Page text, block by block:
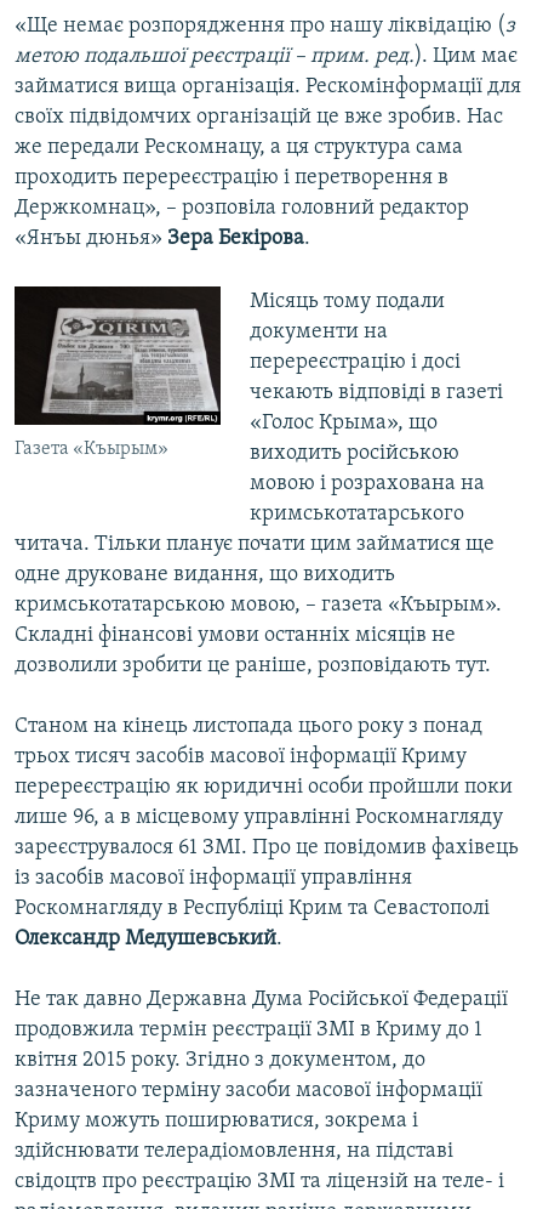
«Ще немає розпорядження про нашу ліквідацію (з
метою подальшої реєстрації – прим. ред.). Цим має
займатися вища організація. Рескомінформації для
своїх підвідомчих організацій це вже зробив. Нас
же передали Рескомнацу, а ця структура сама
проходить перереєстрацію і перетворення в
Держкомнац», – розповіла головний редактор
«Янъы дюнья» Зера Бекірова.
Газета «Къырым»
Місяць тому подали
документи на
перереєстрацію і досі
чекають відповіді в газеті
«Голос Крыма», що
виходить російською
мовою і розрахована на
кримськотатарського
читача. Тільки планує почати цим займатися ще
одне друковане видання, що виходить
кримськотатарською мовою, – газета «Къырым».
Складні фінансові умови останніх місяців не
дозволили зробити це раніше, розповідають тут.
Станом на кінець листопада цього року з понад
трьох тисяч засобів масової інформації Криму
перереєстрацію як юридичні особи пройшли поки
лише 96, а в місцевому управлінні Роскомнагляду
зареєструвалося 61 ЗМІ. Про це повідомив фахівець
із засобів масової інформації управління
Роскомнагляду в Республіці Крим та Севастополі
Олександр Медушевський.
Не так давно Державна Дума Російської Федерації
продовжила термін реєстрації ЗМІ в Криму до 1
квітня 2015 року. Згідно з документом, до
зазначеного терміну засоби масової інформації
Криму можуть поширюватися, зокрема і
здійснювати телерадіомовлення, на підставі
свідоцтв про реєстрацію ЗМІ та ліцензій на теле- і